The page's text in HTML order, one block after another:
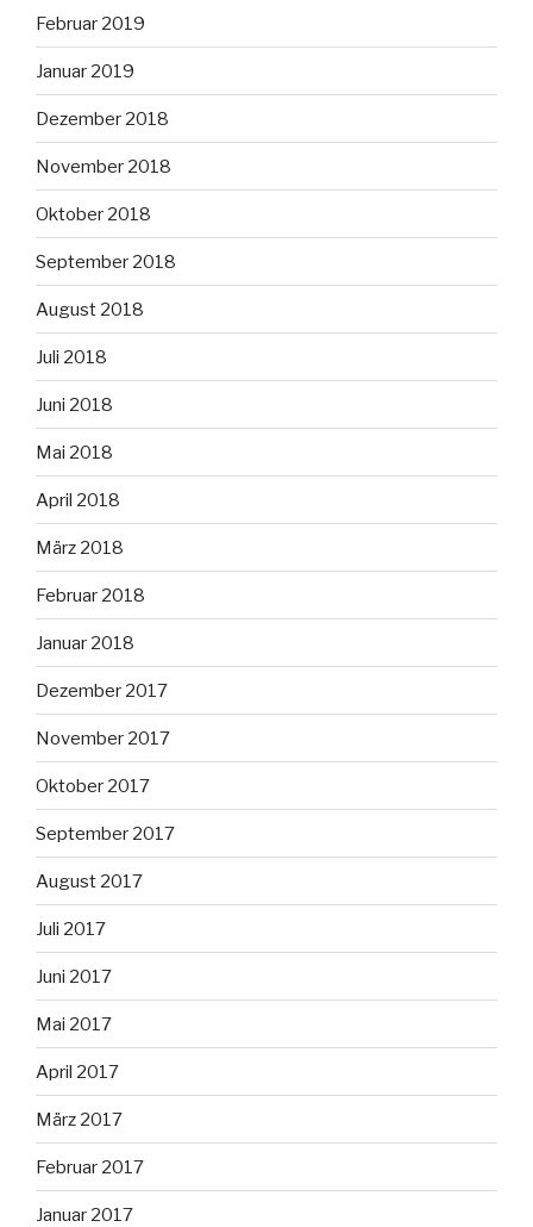
Februar 2019
Januar 2019
Dezember 2018
November 2018
Oktober 2018
September 2018
August 2018
Juli 2018
Juni 2018
Mai 2018
April 2018
März 2018
Februar 2018
Januar 2018
Dezember 2017
November 2017
Oktober 2017
September 2017
August 2017
Juli 2017
Juni 2017
Mai 2017
April 2017
März 2017
Februar 2017
Januar 2017